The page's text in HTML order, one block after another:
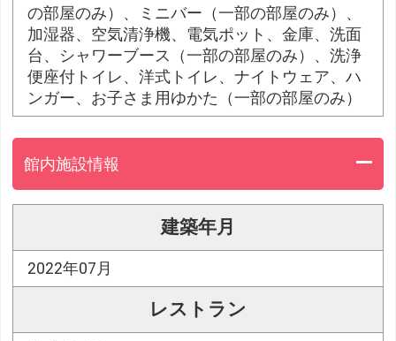
の部屋のみ）、ミニバー（一部の部屋のみ）、
加湿器、空気清浄機、電気ポット、金庫、洗面
台、シャワーブース（一部の部屋のみ）、洗浄
便座付トイレ、洋式トイレ、ナイトウェア、ハ
ンガー、お子さま用ゆかた（一部の部屋のみ）
館内施設情報
建築年月
2022年07月
レストラン